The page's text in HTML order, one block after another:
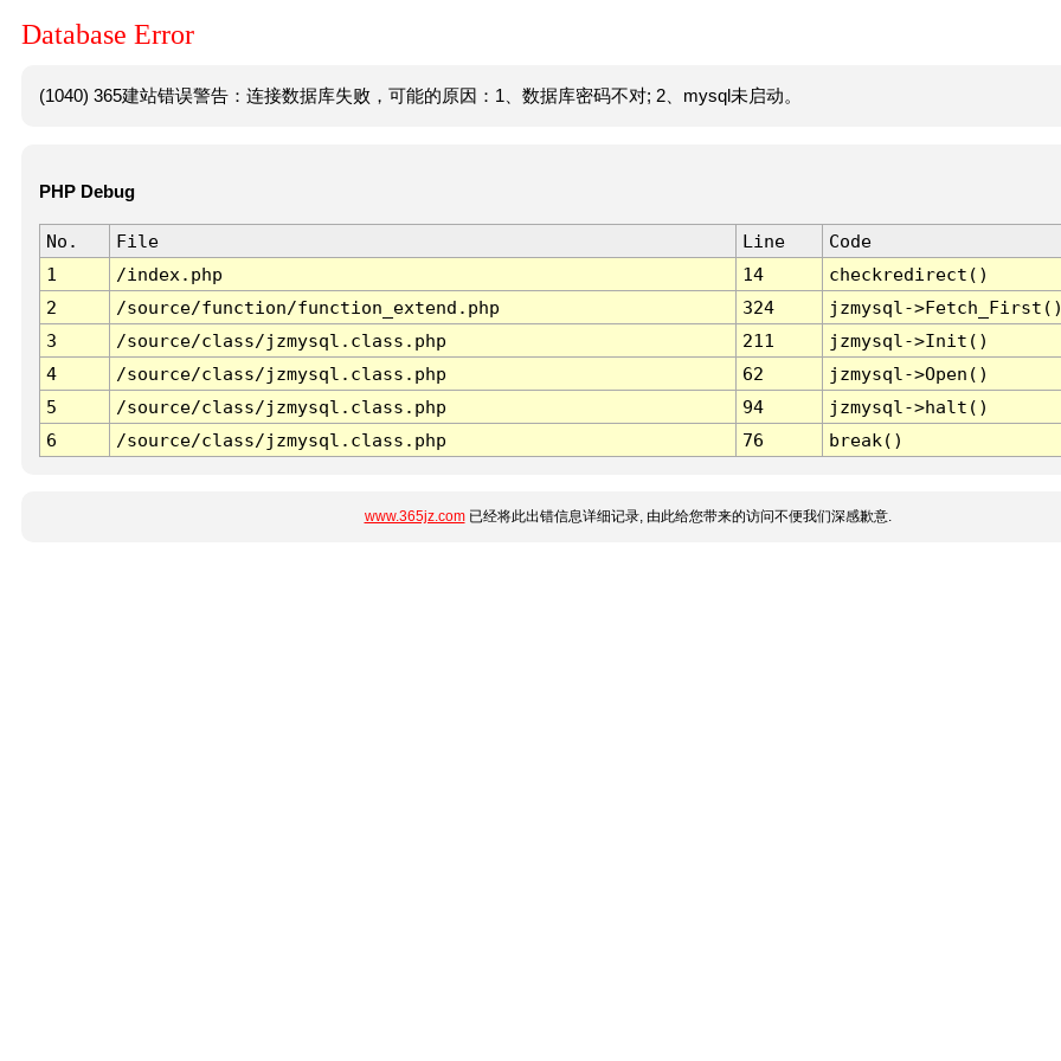
Database Error
(1040) 365建站错误警告：连接数据库失败，可能的原因：1、数据库密码不对; 2、mysql未启动。
PHP Debug
No. File Line
Code
1
/index.php 14
checkredirect()
2
/source/function/function_extend.php 324
jzmysql-
3
/source/class/jzmysql.class.php 211
jzmysql->Init()
4
/source/class/jzmysql.class.php 62
jzmysql->Open()
5
/source/class/jzmysql.class.php 94
jzmysql->halt()
6
/source/class/jzmysql.class.php 76 break()
www.365jz.com已经将此出错信息详细记录, 由此给您带来的访问不便我们深感歉意.